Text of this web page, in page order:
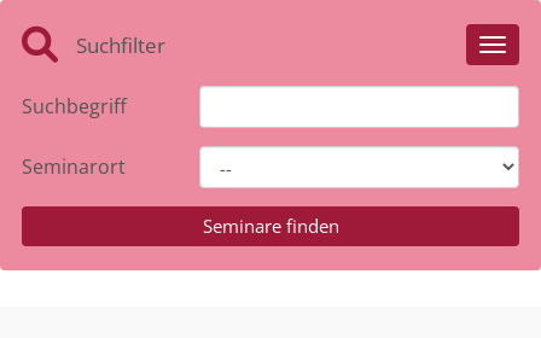
Suchfilter
Suchbegriff
Seminarort